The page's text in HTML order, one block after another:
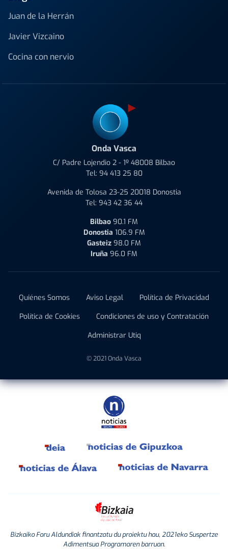
Juan de la Herrán
Javier Vizcaino
Cocina con nervio
Onda Vasca
C/ Padre Lojendio 2 - 1º 48008 Bilbao
Tel: 94 413 25 80
Avenida de Tolosa 23-25 20018 Donostia
Tel: 943 42 36 44
Bilbao 90.1 FM
Donostia 106.9 FM
Gasteiz 98.0 FM
Iruña 96.0 FM
Quiénes Somos Aviso Legal
Política de Privacidad
Política de Cookies
Condiciones de uso y Contratación
Administrar Utiq
© 2021 Onda Vasca
Bizkaiko Foru Aldundiak finantzatu du proiektu hau, 2021eko Suspertze
Adimentsua Programaren barruan.